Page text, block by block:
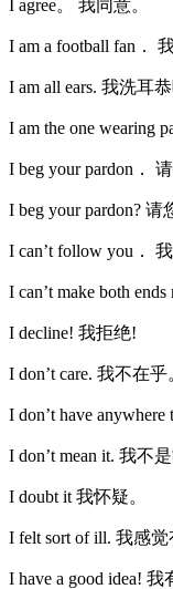
I agree。 我同意。
I am a football fan．
I am all ears. 我洗耳恭
I am the one wearing
I beg your pardon．
I beg your pardon?
I can’t follow you．
I can’t make both
I decline! 我拒绝!
I don’t care. 我不在乎
I don’t have
I don’t mean it. 我不
I doubt it 我怀疑。
I felt sort of ill. 我感觉
I have a good idea! 我